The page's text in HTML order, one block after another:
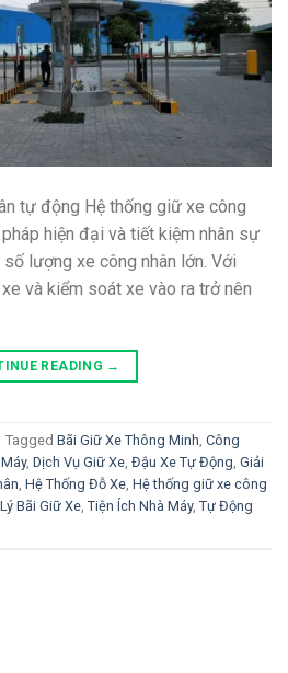
tự động Hệ thống giữ xe công
hiện đại và tiết kiệm nhân sự
lượng xe công nhân lớn. Với
và kiểm soát xe vào ra trở nên
READING →
Tagged Bãi Giữ Xe Thông Minh, Công
, Dịch Vụ Giữ Xe, Đậu Xe Tự Động, Giải
, Hệ Thống Đỗ Xe, Hệ thống giữ xe công
Bãi Giữ Xe, Tiện Ích Nhà Máy, Tự Động